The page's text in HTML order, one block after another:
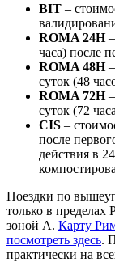
BIT –
ROMA 24H–
часа) после
ROMA 48H–
суток (48
ROMA 72H–
суток (72
CIS –
после
действия в
Поездки по
только в пределах
зоной А. Карту
посмотреть здесь.
практически на